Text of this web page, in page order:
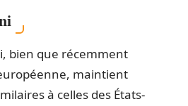
bien que récemment
maintient
à celles des États-